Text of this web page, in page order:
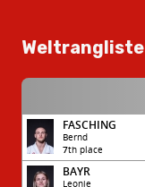
Weltrangliste